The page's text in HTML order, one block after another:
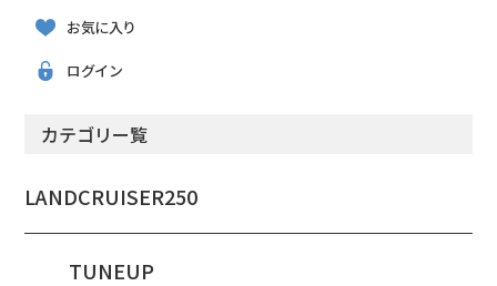
お気に入り
ログイン
カテゴリー覧
LANDCRUISER250
TUNEUP